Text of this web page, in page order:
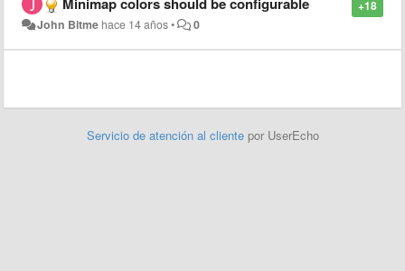
+18
John Bitme hace 14 años• 0
Servicio de atención al cliente por UserEcho